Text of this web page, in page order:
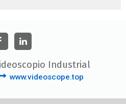
Industrial
www.videoscope.top